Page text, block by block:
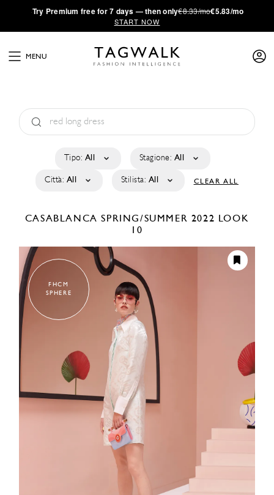
·Try Premium free for 7 days — then only€8.33/mo€5.83/mo
START NOW
MENU
Tipo: All Stagione: All
Città: All Stilista: All CLEAR ALL
CASABLANCASPRING/SUMMER 2022 LOOK
10
FHCM
SPHERE